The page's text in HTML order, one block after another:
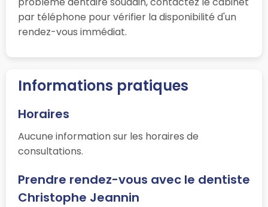
par téléphone pour vérifier la disponibilité d'un
rendez-vous immédiat.
Informations pratiques
Horaires
Aucune information sur les horaires de
consultations.
Prendre rendez-vous avec le dentiste
Christophe Jeannin